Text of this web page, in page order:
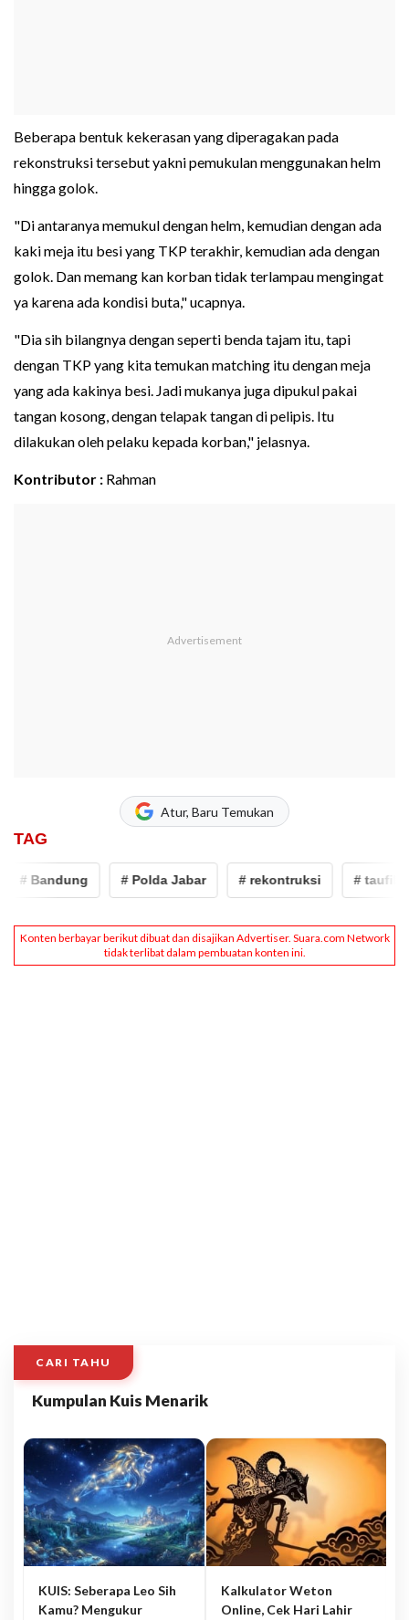
Beberapa bentuk kekerasan yang diperagakan pada
rekonstruksi tersebut yakni pemukulan menggunakan helm
hingga golok.
"Di antaranya memukul dengan helm, kemudian dengan ada
kaki meja itu besi yang TKP terakhir, kemudian ada dengan
golok. Dan memang kan korban tidak terlampau mengingat
ya karena ada kondisi buta," ucapnya.
"Dia sih bilangnya dengan seperti benda tajam itu, tapi
dengan TKP yang kita temukan matching itu dengan meja
yang ada kakinya besi. Jadi mukanya juga dipukul pakai
tangan kosong, dengan telapak tangan di pelipis. Itu
dilakukan oleh pelaku kepada korban," jelasnya.
Kontributor : Rahman
Atur, Baru Temukan
TAG
Bandung # Polda Jabar # rekontruksi # taufik
CARI TAHU
Kumpulan Kuis Menarik
KUIS: Seberapa Leo Sih
Kamu? Mengukur
Kalkulator Weton
Online, Cek Hari Lahir